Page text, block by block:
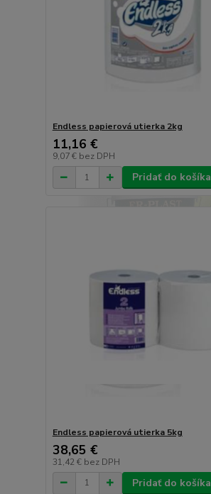
Endless papierová utierka 2kg
11,16 €
9,07 € bez DPH
Pridať do košíka
Endless papierová utierka 5kg
38,65 €
31,42 € bez DPH
Pridať do košíka